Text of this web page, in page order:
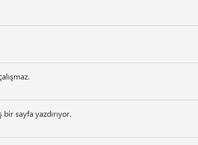
sayfa yazdırıyor.